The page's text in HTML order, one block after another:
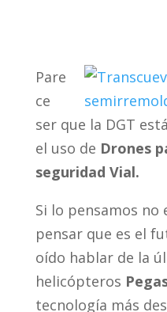
Pare
ce
ser que la DGT
el uso de Drones
seguridad Vial.
Si lo pensamos
pensar que es el
oído hablar de la
helicópteros
tecnología más